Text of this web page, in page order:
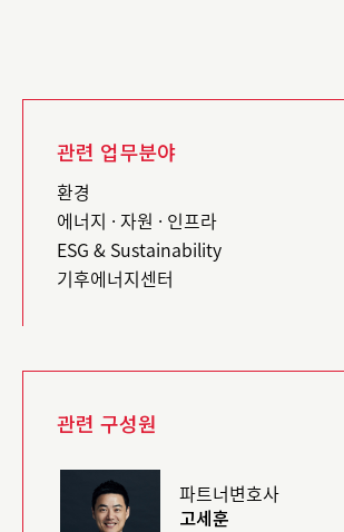
관련 업무분야
환경
에너지 · 자원 · 인프라
ESG & Sustainability
기후에너지센터
관련 구성원
파트너변호사
고세훈